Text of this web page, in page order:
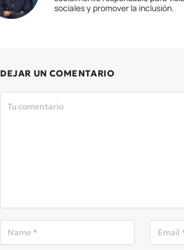
sociales y promover la inclusión.
DEJAR UN COMENTARIO